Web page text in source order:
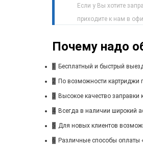
Если у Вы хотите
приходите к нам в
Почему надо
1 Бесплатный и быстрый
2 По возможности картриджи
3 Высокое качество
4 Всегда в наличии широкий
5 Для новых клиентов
6 Различные способы оплаты